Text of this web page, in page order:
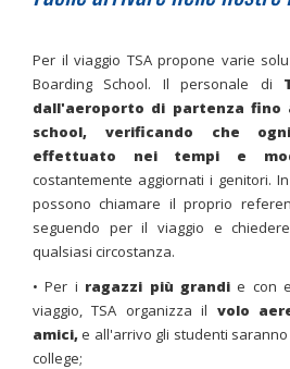
Per il viaggio TSA propone varie
Boarding School. Il personale di
dall'aeroporto di partenza fino
school, verificando che
effettuato nei tempi e
costantemente aggiornati i genitori.
possono chiamare il proprio
seguendo per il viaggio e
qualsiasi circostanza.
• Per i ragazzi più grandi e con
viaggio, TSA organizza il volo
amici,e all'arrivo gli studenti
college;